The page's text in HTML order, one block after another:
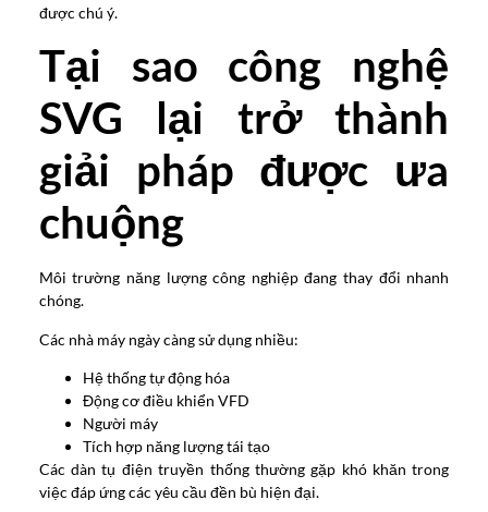
được chú ý.
Tại sao công nghệ
SVG lại trở thành
giải pháp được ưa
chuộng
Môi trường năng lượng công nghiệp đang thay đổi nhanh
chóng.
Các nhà máy ngày càng sử dụng nhiều:
Hệ thống tự động hóa
Động cơ điều khiển VFD
Người máy
Tích hợp năng lượng tái tạo
Các dàn tụ điện truyền thống thường gặp khó khăn trong
việc đáp ứng các yêu cầu đền bù hiện đại.